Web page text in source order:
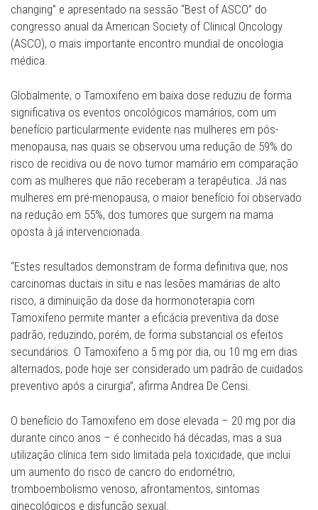
changing” e apresentado na sessão “Best of ASCO” do
congresso anual da American Society of Clinical Oncology
(ASCO), o mais importante encontro mundial de oncologia
médica.
Globalmente, o Tamoxifeno em baixa dose reduziu de forma
significativa os eventos oncológicos mamários, com um
benefício particularmente evidente nas mulheres em pós-
menopausa, nas quais se observou uma redução de 59% do
risco de recidiva ou de novo tumor mamário em comparação
com as mulheres que não receberam a terapêutica. Já nas
mulheres em pré-menopausa, o maior benefício foi observado
na redução em 55%, dos tumores que surgem na mama
oposta à já intervencionada.
“Estes resultados demonstram de forma definitiva que, nos
carcinomas ductais in situ e nas lesões mamárias de alto
risco, a diminuição da dose da hormonoterapia com
Tamoxifeno permite manter a eficácia preventiva da dose
padrão, reduzindo, porém, de forma substancial os efeitos
secundários. O Tamoxifeno a 5 mg por dia, ou 10 mg em dias
alternados, pode hoje ser considerado um padrão de cuidados
preventivo após a cirurgia”, afirma Andrea De Censi.
O benefício do Tamoxifeno em dose elevada – 20 mg por dia
durante cinco anos – é conhecido há décadas, mas a sua
utilização clínica tem sido limitada pela toxicidade, que inclui
um aumento do risco de cancro do endométrio,
tromboembolismo venoso, afrontamentos, sintomas
ginecológicos e disfunção sexual.